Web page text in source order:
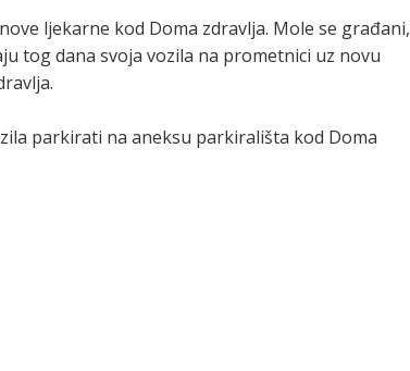
ljekarne kod Doma zdravlja. Mole se građani,
tog dana svoja vozila na prometnici uz novu
parkirati na aneksu parkirališta kod Doma